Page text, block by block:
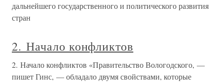
дальнейшего государственного и политического развития
стран
2. Начало конфликтов
2. Начало конфликтов «Правительство Вологодского, —
пишет Гинс, — обладало двумя свойствами, которые